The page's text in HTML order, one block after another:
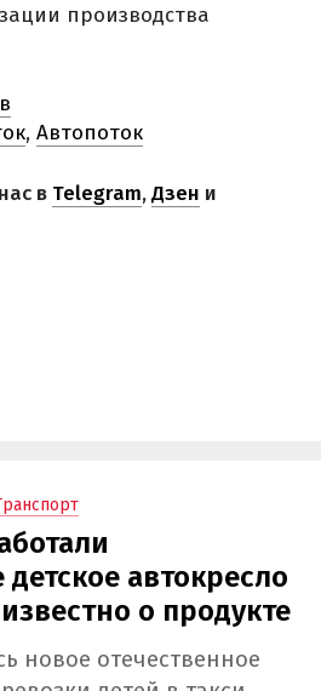
производства
, Автопоток
в Telegram,Дзен и
детское автокресло
о продукте
новое отечественное